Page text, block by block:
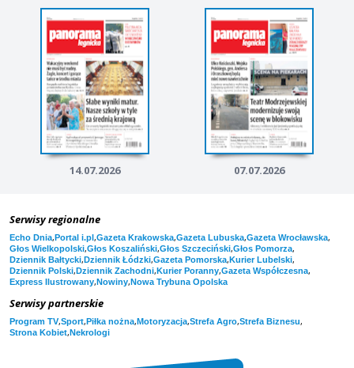
14.07.2026 07.07.2026
Serwisy regionalne
Echo Dnia,Portal i.pl,Gazeta Krakowska,Gazeta Lubuska,Gazeta Wrocławska,
Głos Wielkopolski,Głos Koszaliński,Głos Szczeciński,Głos Pomorza,
Dziennik Bałtycki,Dziennik Łódzki,Gazeta Pomorska,Kurier Lubelski,
Dziennik Polski,Dziennik Zachodni,Kurier Poranny,Gazeta Współczesna,
Express Ilustrowany,Nowiny,Nowa Trybuna Opolska
Serwisy partnerskie
Program TV,Sport,Piłka nożna,Motoryzacja,Strefa Agro,Strefa Biznesu,
Strona Kobiet,Nekrologi